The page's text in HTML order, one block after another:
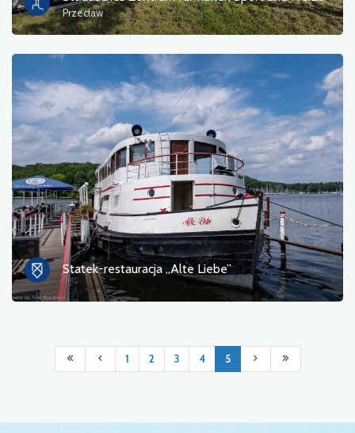
Przecław
Statek-restauracja „Alte Liebe”
1 2 3 4 5